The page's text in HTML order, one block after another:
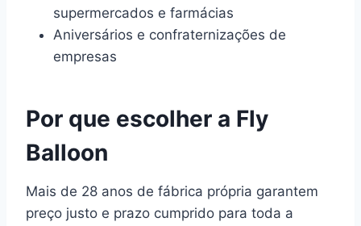
supermercados e farmácias
Aniversários e confraternizações de
empresas
Por que escolher a Fly
Balloon
Mais de 28 anos de fábrica própria garantem
preço justo e prazo cumprido para toda a